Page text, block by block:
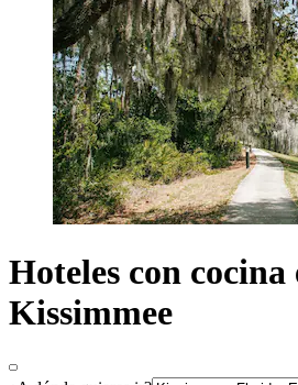
Hoteles con cocina
Kissimmee